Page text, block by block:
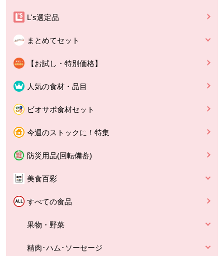
L's選定品
まとめてセット
【お試し・特別価格】
人気の食材・品目
ビオサポ食材セット
今週のストックに！特集
防災用品(回転備蓄)
美食百彩
すべての食品
果物・野菜
精肉･ハム･ソーセージ